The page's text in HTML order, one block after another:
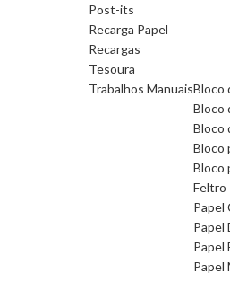
Post-its
Recarga Papel
Recargas
Tesoura
Trabalhos ManuaisBloco
Bloco
Bloco
Bloco
Bloco
Feltro
Papel
Papel
Papel
Papel